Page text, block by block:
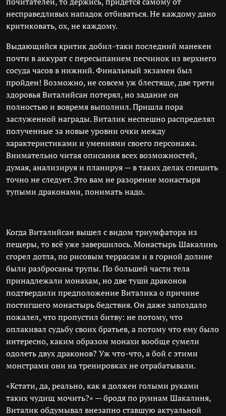
несправедливых нападок отбиваться. Не каждому дано
критиковать, ох, не каждому.
Выдающийся критик добил-таки последний манекен
почти в аккурат с пересыпанием песчинок из верхнего
сосуда часов в нижний. Финальный экзамен был
пройден! Возможно, не совсем уж блестяще, две трети
здоровья Виталийсан потерял, но задание он
полностью и вовремя выполнил. Пришла пора
заслуженной награды. Виталик неспешно распределял
полученные за новые уровни очки между
характеристиками и умениями своего персонажа.
Внимательно читая описания всех возможностей,
думая, анализируя и планируя — в таких делах спешить
точно не следует. Это вам не разорение монастыря
тупыми драконами, понимать надо.
Когда Виталийсан вышел с видом триумфатора из
пещеры, то всё уже завершилось. Монастырь Шакалинь
сгорел дотла, по рисовым террасам и в горной долине
были разбросаны трупы. По большей части тела
принадлежали монахам, но две туши драконов
подтвердили предположение Виталика о причине
постигшего монастырь бедствия. Он даже запоздало
пожалел, что пропустил битву: не потому, что
оплакивал судьбу своих братьев, а потому что ему было
интересно, каким образом монахи вообще сумели
одолеть двух драконов? Уж что-что, а бой с этими
монстрами они на тренировках не отрабатывали.
«Кстати, да, реально, как я должен голыми руками
таких чудищ мочить?» — бродя по руинам Шакалиня,
Виталик обдумывал внезапно ставшую актуальной